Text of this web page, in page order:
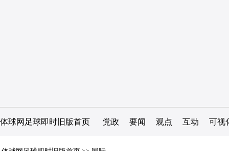
体球网足球即时旧版首页 党政 要闻 观点 互动 可视